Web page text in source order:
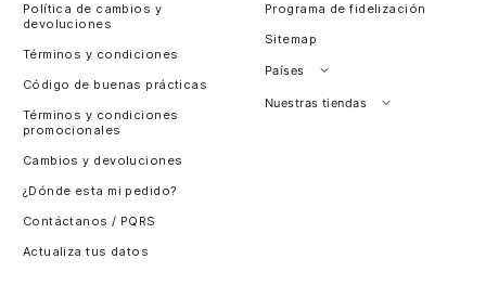
Política de cambios y
devoluciones
Términos y condiciones
Código de buenas prácticas
Términos y condiciones
promocionales
Cambios y devoluciones
¿Dónde esta mi pedido?
Contáctanos / PQRS
Actualiza tus datos
Programa de fidelización
Sitemap
Países
Perú
Nuestras tiendas